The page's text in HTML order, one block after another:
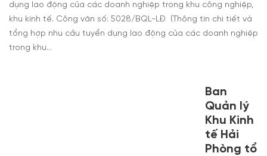
dụng lao động của các doanh nghiệp trong khu công nghiệp,
khu kinh tế. Công văn số: 5028/BQL-LĐ (Thông tin chi tiết và
tổng hợp nhu cầu tuyển dụng lao động của các doanh nghiệp
trong khu…
Ban
Quản lý
Khu Kinh
tế Hải
Phòng tổ